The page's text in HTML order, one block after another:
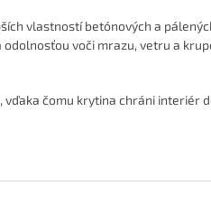
vlastností betónových a
voči mrazu, vetru a
čomu krytina chráni interiér